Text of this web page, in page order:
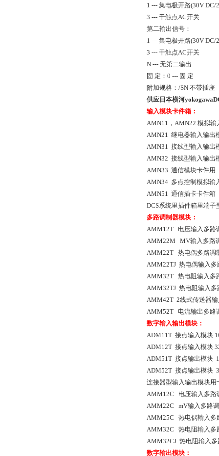
1 --- 集电极开路(30V DC/
3 --- 干触点AC开关
第二输出信号：
1 --- 集电极开路(30V DC/
3 --- 干触点AC开关
N --- 无第二输出
固 定：0 --- 固 定
附加规格：/SN 不带插座
供应 日本横河yokogawa
输入模块卡件箱：
AMN11，AMN22 模拟输
AMN21 继电器输入输出
AMN31 接线型输入输出
AMN32 接线型输入输出
AMN33 通信模块卡件用
AMN34 多点控制模拟输
AMN51 通信插卡卡件箱
DCS系统里插件箱里端
多路调制器模块：
AMM12T 电压输入多路
AMM22M MV输入多路
AMM22T 热电偶多路调
AMM22TJ 热电偶输入多
AMM32T 热电阻输入多
AMM32TJ 热电阻输入多
AMM42T 2线式传送器
AMM52T 电流输出多路
数字输入输出模块：
ADM11T 接点输入模块
ADM12T 接点输入模块
ADM51T 接点输出模块
ADM52T 接点输出模块
连接器型输入输出模块
AMM12C 电压输入多路
AMM22C mV输入多路
AMM25C 热电偶输入多
AMM32C 热电阻输入多
AMM32CJ 热电阻输入
数字输出模块：